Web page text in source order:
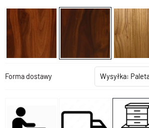
Forma dostawy Wysyłka: